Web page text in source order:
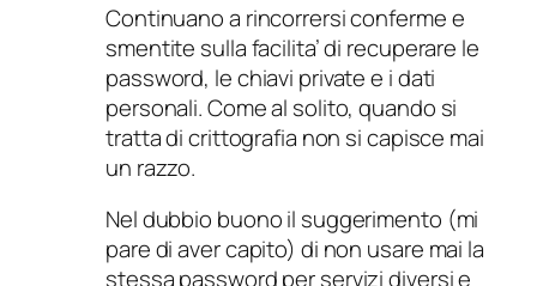
Continuano a rincorrersi conferme e
smentite sulla facilita’ di recuperare le
password, le chiavi private e i dati
personali. Come al solito, quando si
tratta di crittografia non si capisce mai
un razzo.
Nel dubbio buono il suggerimento (mi
pare di aver capito) di non usare mai la
stessa password per servizi diversi e